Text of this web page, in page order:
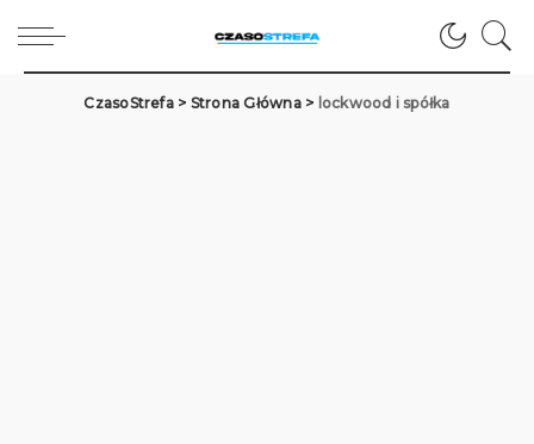
CzasoStrefa> Strona Główna> lockwood i spółka